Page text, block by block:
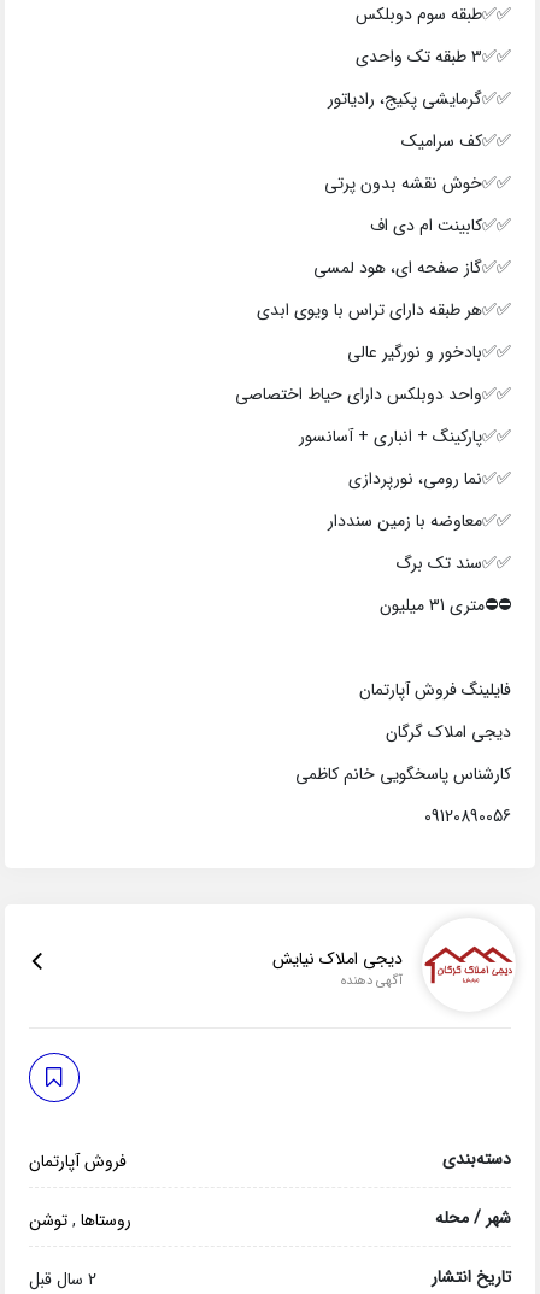
✅✅طبقه سوم دوبلکس
✅✅3 طبقه تک واحدی
✅✅گرمایشی پکیج، رادیاتور
✅✅کف سرامیک
✅✅خوش نقشه بدون پرتی
✅✅کابینت ام دی اف
✅✅گاز صفحه ای، هود لمسی
✅✅هر طبقه دارای تراس با ویوی ابدی
✅✅بادخور و نورگیر عالی
✅✅واحد دوبلکس دارای حیاط اختصاصی
✅✅پارکینگ + انباری + آسانسور
✅✅نما رومی، نورپردازی
✅✅معاوضه با زمین سنددار
✅✅سند تک برگ
⛔⛔️متری 31 میلیون
فایلینگ فروش آپارتمان
دیجی املاک گرگان
کارشناس پاسخگویی خانم کاظمی
09120890056
دیجی املاک نیایش
آگهی دهنده
دسته‌بندی فروش آپارتمان
شهر / محله روستاها,توشن
تاریخ انتشار 2 سال قبل